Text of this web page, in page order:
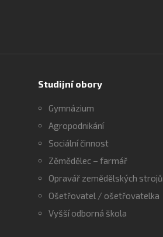
Studijní obory
Gymnázium
Agropodnikání
Sociální činnost
Zěmědělec – farmář
Opravář zemědělských strojů
Ošetřovatel / ošetřovatelka
Vyšší odborná škola